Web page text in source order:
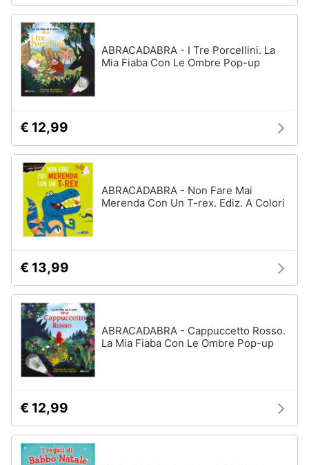
Promozioni
Servizi
Assistenza
clienti
Esci
tutti
ABRACADABRA - I Tre Porcellini. La
Mia Fiaba Con Le Ombre Pop-up
€ 12,99
ABRACADABRA - Non Fare Mai
Merenda Con Un T-rex. Ediz. A Colori
€ 13,99
ABRACADABRA - Cappuccetto Rosso.
La Mia Fiaba Con Le Ombre Pop-up
€ 12,99